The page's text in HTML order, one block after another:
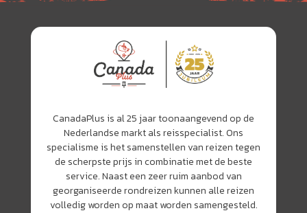
CanadaPlus is al 25 jaar toonaangevend op de
Nederlandse markt als reisspecialist. Ons
specialisme is het samenstellen van reizen tegen
de scherpste prijs in combinatie met de beste
service. Naast een zeer ruim aanbod van
georganiseerde rondreizen kunnen alle reizen
volledig worden op maat worden samengesteld.